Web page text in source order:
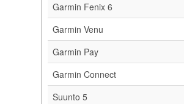
Garmin Fenix 6
Garmin Venu
Garmin Pay
Garmin Connect
Suunto 5